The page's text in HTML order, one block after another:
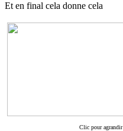
Et en final cela donne cela
Clic pour agrandir